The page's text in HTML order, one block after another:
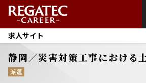
求人サイト
静岡／災害対策工事における
派遣